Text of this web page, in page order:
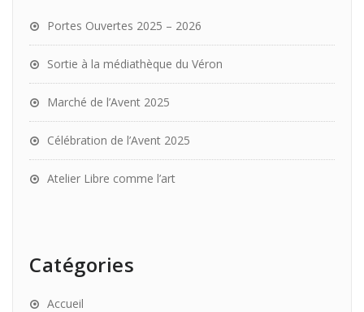
Portes Ouvertes 2025 – 2026
Sortie à la médiathèque du Véron
Marché de l’Avent 2025
Célébration de l’Avent 2025
Atelier Libre comme l’art
Catégories
Accueil